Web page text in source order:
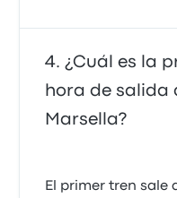
¿Cuál es la
hora de salida
Marsella?
El primer tren sale